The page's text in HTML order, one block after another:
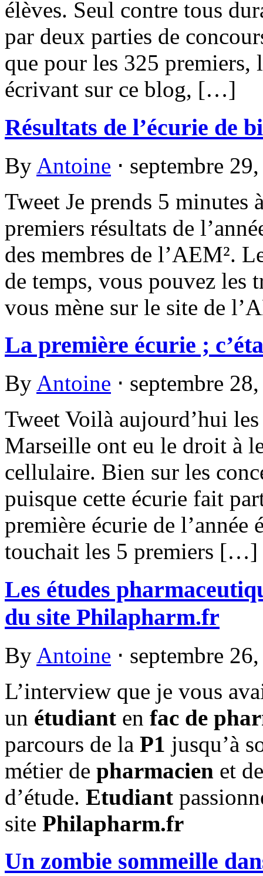
élèves. Seul contre tous
par deux parties de
que pour les 325
écrivant sur ce blog, […]
Résultats de l’écurie de
By Antoine ⋅ septembre
Tweet Je prends 5 minutes
premiers résultats de
des membres de l’AEM².
de temps, vous pouvez les
vous mène sur le site de
La première écurie ;
By Antoine ⋅ septembre
Tweet Voilà aujourd’hui
Marseille ont eu le droit à
cellulaire. Bien sur les
puisque cette écurie fait
première écurie de
touchait les 5 premiers […]
Les études
du site Philapharm.fr
By Antoine ⋅ septembre
L’interview que je vous
un étudiant en fac de
parcours de la P1 jusqu’à
métier de pharmacien et
d’étude. Etudiant
site Philapharm.fr
Un zombie sommeille